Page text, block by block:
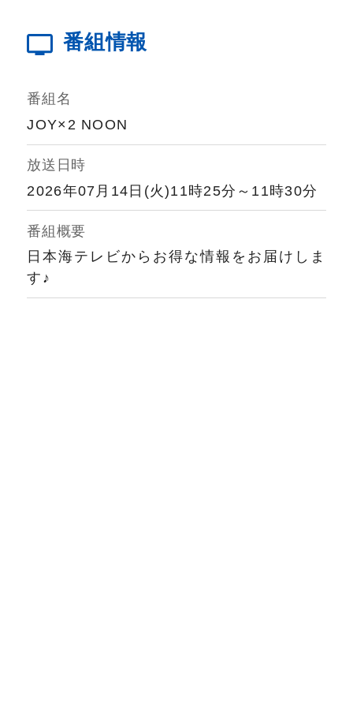
番組情報
番組名
JOY×2 NOON
放送日時
2026年07月14日(火)11時25分～11時30分
番組概要
日本海テレビからお得な情報をお届けしま
す♪